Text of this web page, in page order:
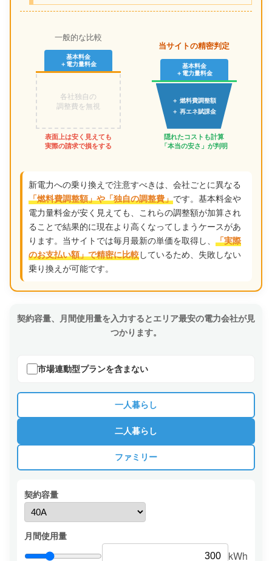
一般的な比較
基本料金
＋電力量料金
各社独自の
調整費を無視
表面上は安く見えても
実際の請求で損をする
当サイトの精密判定
基本料金
＋電力量料金
＋ 燃料費調整額
＋ 再エネ賦課金
隠れたコストも計算
「本当の安さ」が判明
新電力への乗り換えで注意すべきは、会社ごとに異なる
「燃料費調整額」や「独自の調整費」です。基本料金や
電力量料金が安く見えても、これらの調整額が加算され
ることで結果的に現在より高くなってしまうケースがあ
ります。当サイトでは毎月最新の単価を取得し、 「実際
のお支払い額」で精密に比較しているため、失敗しない
乗り換えが可能です。
契約容量、月間使用量を入力するとエリア最安の電力会社が見
つかります。
市場連動型プランを含まない
一人暮らし
二人暮らし
ファミリー
契約容量
月間使用量
kWh